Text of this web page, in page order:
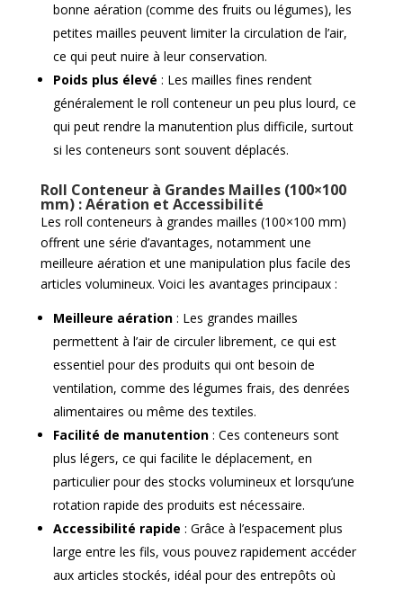
bonne aération (comme des fruits ou légumes), les
petites mailles peuvent limiter la circulation de l’air,
ce qui peut nuire à leur conservation.
Poids plus élevé : Les mailles fines rendent
généralement le roll conteneur un peu plus lourd, ce
qui peut rendre la manutention plus difficile, surtout
si les conteneurs sont souvent déplacés.
Roll Conteneur à Grandes Mailles (100×100
mm) : Aération et Accessibilité
Les roll conteneurs à grandes mailles (100×100 mm)
offrent une série d’avantages, notamment une
meilleure aération et une manipulation plus facile des
articles volumineux. Voici les avantages principaux :
Meilleure aération : Les grandes mailles
permettent à l’air de circuler librement, ce qui est
essentiel pour des produits qui ont besoin de
ventilation, comme des légumes frais, des denrées
alimentaires ou même des textiles.
Facilité de manutention : Ces conteneurs sont
plus légers, ce qui facilite le déplacement, en
particulier pour des stocks volumineux et lorsqu’une
rotation rapide des produits est nécessaire.
Accessibilité rapide : Grâce à l’espacement plus
large entre les fils, vous pouvez rapidement accéder
aux articles stockés, idéal pour des entrepôts où